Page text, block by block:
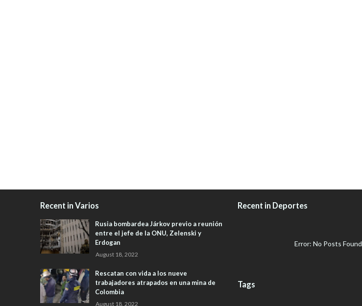
Recent in Varios
Rusia bombardea Járkov previo a reunión
entre el jefe de la ONU, Zelenski y
Erdogan
August 18, 2022
Rescatan con vida a los nueve
trabajadores atrapados en una mina de
Colombia
August 18, 2022
Recent in Deportes
Error: No Posts Found
Tags